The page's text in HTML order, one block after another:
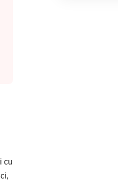
cu